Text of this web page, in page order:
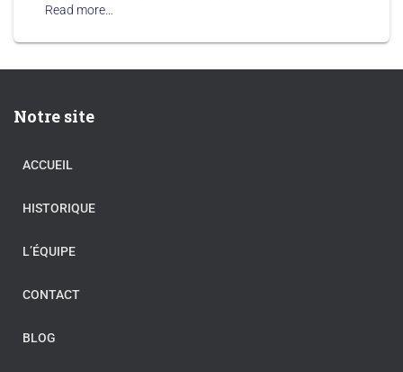
Read more…
Notre site
ACCUEIL
HISTORIQUE
L’ÉQUIPE
CONTACT
BLOG